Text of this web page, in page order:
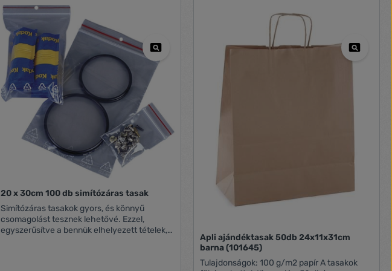
helyezve is használható A kivágott
fogantyúknak köszönhetően könnyen
áthelyezhető az egyik szobából a másikba
Levehető tetővel, mely elrejti a doboz
tartalmát és védi a portól A semleges
színeknek és visszafogott dizájnnak
köszönhetően tökéletesen illik bármilyen
enteriőrbe Lapraszerelt csomagolás, gyorsan
és könnyen öszeállítható Duplafalú kivitel a
biztonságos tárolás érdekében Könnyen
törölhető felület Erős, 100%-ban
újrahasznosított és 100%-ban
újrahasznosítható, FSC minősített
hullámkartonból 100%-ban újrahasznosított
és 100%-ban újrahasznosítható,
műanyagmentes csomagolás
20 x 30cm 100 db simítózáras tasak
Simítózáras tasakok gyors, és könnyű
csomagolást tesznek lehetővé. Ezzel,
egyszerűsítve a bennük elhelyezett tételek,
Apli ajándéktasak 50db 24x11x31cm
barna (101645)
Tulajdonságok: 100 g/m2 papír A tasakok